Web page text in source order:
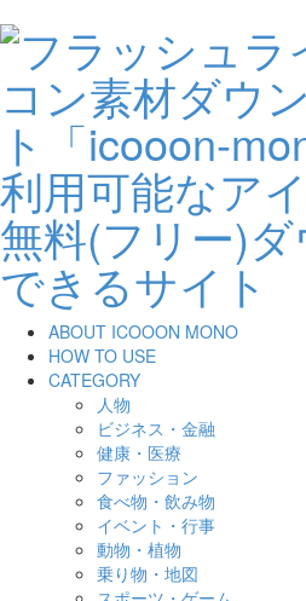
ABOUT ICOOON MONO
HOW TO USE
CATEGORY
人物
ビジネス・金融
健康・医療
ファッション
食べ物・飲み物
イベント・行事
動物・植物
乗り物・地図